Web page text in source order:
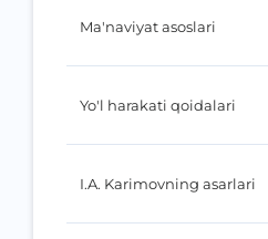
Ma'naviyat asoslari
Yo'l harakati qoidalari
I.A. Karimovning asarlari